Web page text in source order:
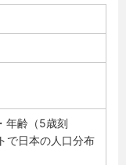
年齢（5歳刻
で日本の人口分布